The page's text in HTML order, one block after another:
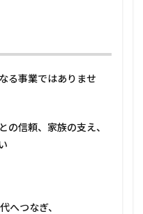
る事業ではありませ
の信頼、家族の支え、
へつなぎ、